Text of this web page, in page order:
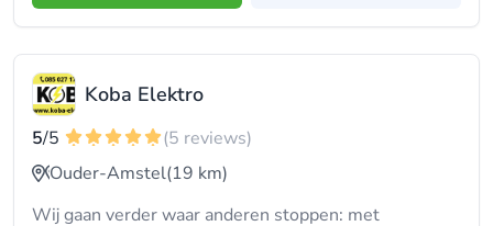
Koba Elektro
5/5
(5 reviews)
Ouder-Amstel(19 km)
Wij gaan verder waar anderen stoppen: met